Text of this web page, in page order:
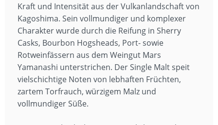
Kraft und Intensität aus der Vulkanlandschaft von
Kagoshima. Sein vollmundiger und komplexer
Charakter wurde durch die Reifung in Sherry
Casks, Bourbon Hogsheads, Port- sowie
Rotweinfässern aus dem Weingut Mars
Yamanashi unterstrichen. Der Single Malt speit
vielschichtige Noten von lebhaften Früchten,
zartem Torfrauch, würzigem Malz und
vollmundiger Süße.